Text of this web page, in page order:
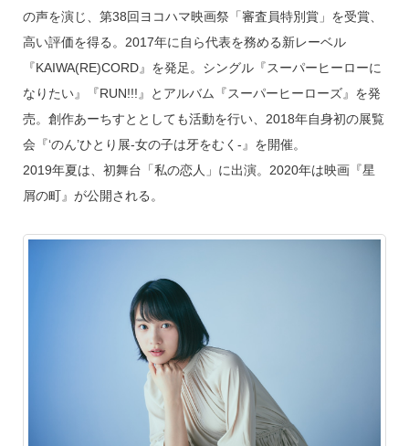
の声を演じ、第38回ヨコハマ映画祭「審査員特別賞」を受賞、
高い評価を得る。2017年に自ら代表を務める新レーベル
『KAIWA(RE)CORD』を発足。シングル『スーパーヒーローに
なりたい』『RUN!!!』とアルバム『スーパーヒーローズ』を発
売。創作あーちすととしても活動を行い、2018年自身初の展覧
会『‘のん’ひとり展‐女の子は牙をむく‐』を開催。
2019年夏は、初舞台「私の恋人」に出演。2020年は映画『星
屑の町』が公開される。